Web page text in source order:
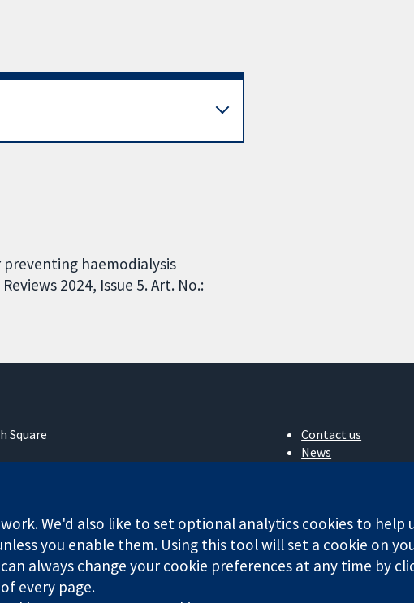
preventing haemodialysis
2024, Issue 5. Art. No.:
Square
Contact us
News
Cochrane Library
(no. 03044323) registered in England & Wales. VAT registration
We'd also like to set optional analytics cookies to help
you enable them. Using this tool will set a cookie on
always change your cookie preferences at any time by
every page.